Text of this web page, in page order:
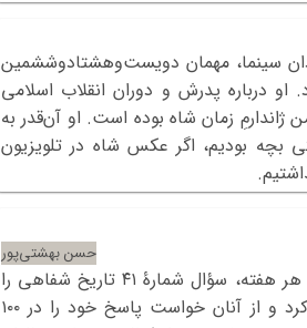
سینما، مهمان دویست‌وهشتادوششمین
خاطره (آذر 1396) بود. او درباره پدرش و دوران انقلاب اسلامی
زمان شاه بوده است. او آن‌قدر به
بچه بودیم، اگر عکس شاه در تلویزیون
حسن بهشتی‌پور
سایت تاریخ شفاهی، مطابق روال هر هفته، سؤال شمارۀ ۴۱ تاریخ شفاهی را
برای کارشناسان این حوزه ارسال کرد و از آنان خواست پاسخ خود را در ۱۰۰